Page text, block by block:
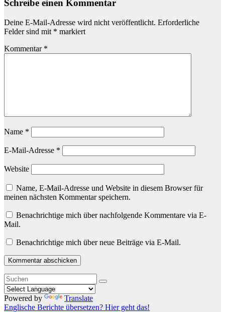
Schreibe einen Kommentar
Deine E-Mail-Adresse wird nicht veröffentlicht. Erforderliche
Felder sind mit * markiert
Kommentar *
Name *
E-Mail-Adresse *
Website
Name, E-Mail-Adresse und Website in diesem Browser für
meinen nächsten Kommentar speichern.
Benachrichtige mich über nachfolgende Kommentare via E-
Mail.
Benachrichtige mich über neue Beiträge via E-Mail.
Powered by
Translate
Englische Berichte übersetzen? Hier geht das!